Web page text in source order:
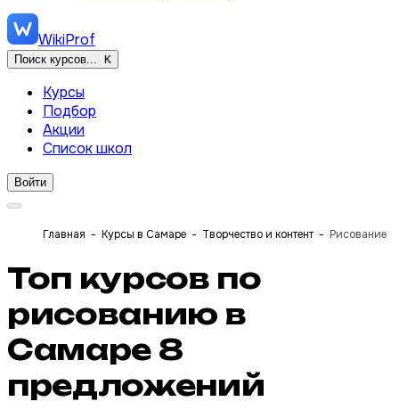
WikiProf
Поиск курсов... K
Курсы
Подбор
Акции
Список школ
Войти
Главная Курсы в Самаре Творчество и контент Рисование
Топ курсов по
рисованию в
Самаре 8
предложений